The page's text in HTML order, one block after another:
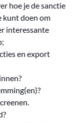
hoe je de sanctie
kunt doen om
interessante
en export